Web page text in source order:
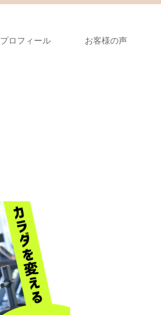
プロフィール お客様の声